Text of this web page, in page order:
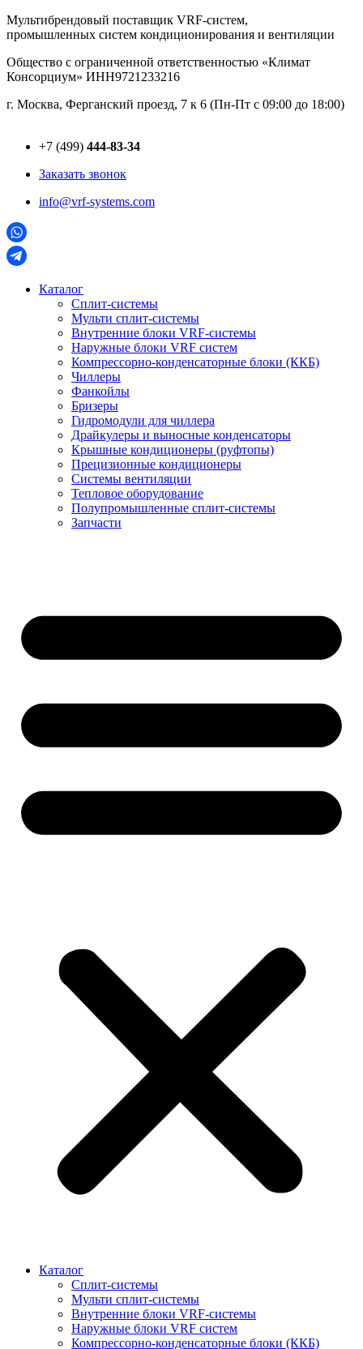
Перейти
к
Мультибрендовый поставщик VRF-cистем,
промышленных систем кондиционирования и вентиляции
Общество с ограниченной ответственностью «Климат
Консорциум» ИНН9721233216
г. Москва, Ферганский проезд, 7 к 6 (Пн-Пт с 09:00 до 18:00)
+7 (499) 444-83-34
Заказать звонок
info@vrf-systems.com
Каталог
Сплит-системы
Мульти сплит-системы
Внутренние блоки VRF-cистемы
Наружные блоки VRF cистем
Компрессорно-конденсаторные блоки (ККБ)
Чиллеры
Фанкойлы
Бризеры
Гидромодули для чиллера
Драйкулеры и выносные конденсаторы
Крышные кондиционеры (руфтопы)
Прецизионные кондиционеры
Системы вентиляции
Тепловое оборудование
Полупромышленные сплит-системы
Запчасти
Каталог
Сплит-системы
Мульти сплит-системы
Внутренние блоки VRF-cистемы
Наружные блоки VRF cистем
Компрессорно-конденсаторные блоки (ККБ)